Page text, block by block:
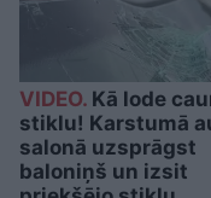
VIDEO. Kā lode
stiklu! Karstumā
salonā uzsprāgst
baloniņš un izsit